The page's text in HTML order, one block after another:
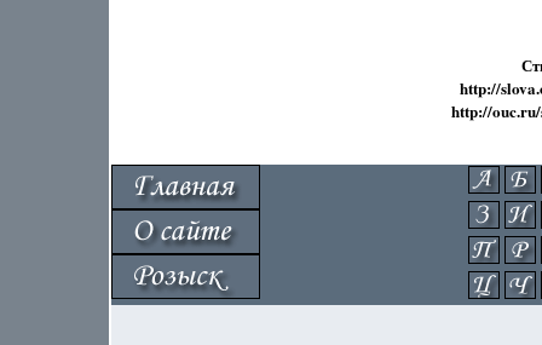
http://
http://